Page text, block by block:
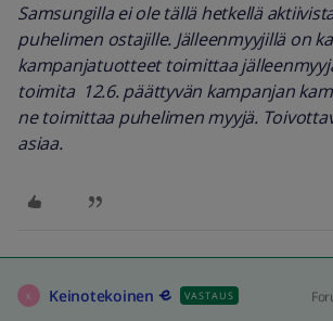
Samsungilla ei ole tällä hetkellä
puhelimen ostajille. Jälleenmyyjillä on
kampanjatuotteet toimittaa
toimita 12.6. päättyvän kampanjan
ne toimittaa puhelimen myyjä.
asiaa.
K Keinotekoinen VASTAUS